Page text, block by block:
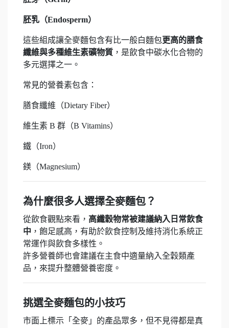
胚乳（Endosperm）
這些組成讓全麥麵包含有比一般白麵包更高的膳食
纖維與多種維生素礦物質 ，是飲食中碳水化合物的
多元選擇之一。
常見的營養素包含：
膳食纖維（Dietary Fiber）
維生素 B 群（B Vitamins）
鐵（Iron）
鎂（Magnesium）
為什麼很多人選擇全麥麵包？
從飲食觀點來看， 高纖穀物常被建議納入日常飲食
中 ，飽足感高，有助於飲食控制及維持消化系統正
常運作與飲食多樣性。
許多營養師也會建議在主食中適量納入全穀類產
品，來提升整體營養密度。
挑選全麥麵包的小技巧
市面上標示「全麥」的產品眾多，但不見得都是真